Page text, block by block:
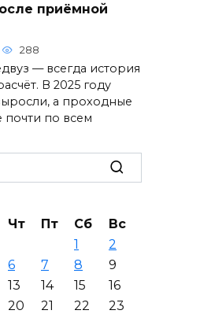
приёмной
288
— всегда история
В 2025 году
а проходные
почти по всем
Чт Пт Сб
Вс
1
2
6 7 8
9
13 14 15
16
20 21 22
23